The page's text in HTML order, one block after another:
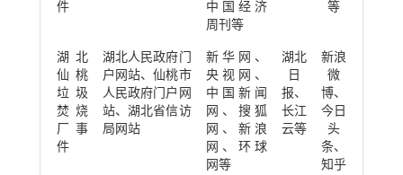
件
中国经济
周刊等
等
湖北
仙桃
垃圾
焚烧
厂事
件
湖北人民政府门
户网站、仙桃市
人民政府门户网
站、湖北省信访
局网站
新华网、
央视网、
中国新闻
网、搜狐
网、新浪
网、环球
网等
湖北
日
报、
长江
云等
新浪
微
博、
今日
头
条、
知乎